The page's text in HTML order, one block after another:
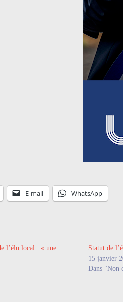
E-mail WhatsApp
l’élu local : « une
Statut de
15 janvier
Dans "Non